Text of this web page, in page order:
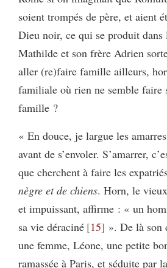
soient trompés de père, et aient
Dieu noir, ce qui se produit dans
Mathilde et son frère Adrien
aller (re)faire famille ailleurs,
familiale où rien ne semble faire
famille ?
« En douce, je largue les amarres
avant de s’envoler. S’amarrer,
que cherchent à faire les
nègre et de chiens. Horn, le
et impuissant, affirme : « un
sa vie déraciné 15 ». De là son
une femme, Léone, une petite
ramassée à Paris, et séduite par